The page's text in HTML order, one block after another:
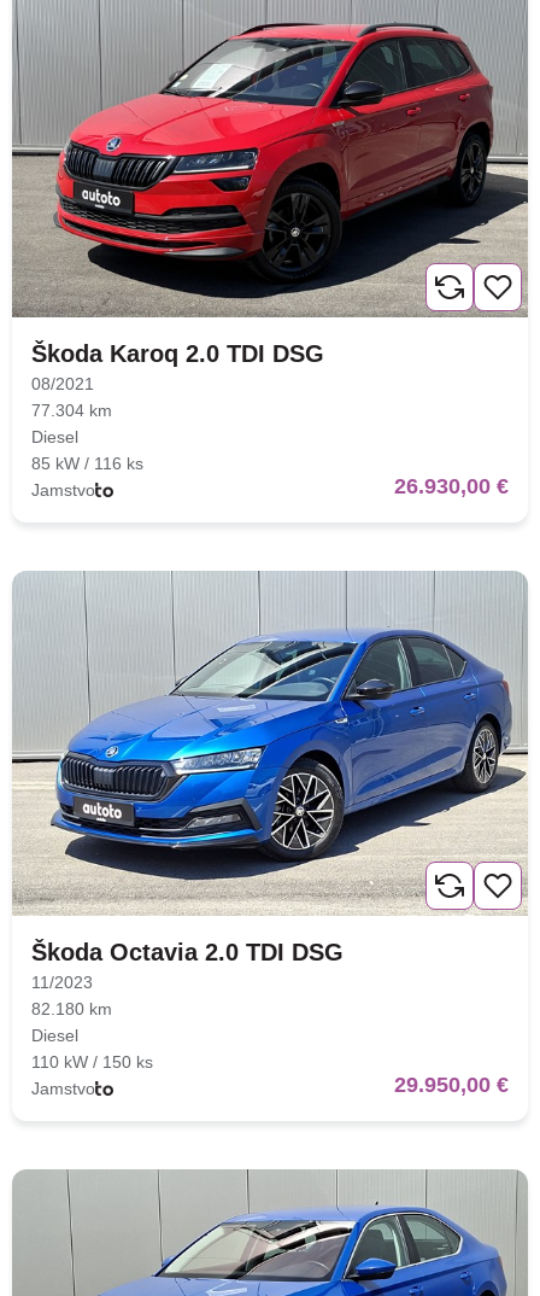
Škoda Karoq 2.0 TDI DSG
08/2021
77.304 km
Diesel
85 kW / 116 ks
Jamstvo
26.930,00 €
Škoda Octavia 2.0 TDI DSG
11/2023
82.180 km
Diesel
110 kW / 150 ks
Jamstvo
29.950,00 €